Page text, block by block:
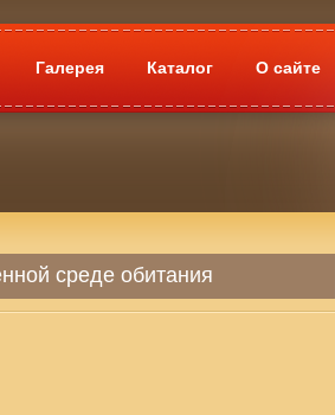
Галерея Каталог О сайте
среде обитания